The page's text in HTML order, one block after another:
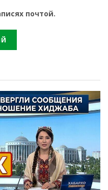
почтой.